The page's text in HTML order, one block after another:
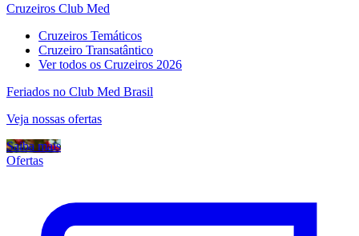
Cruzeiros Club Med
Cruzeiros Temáticos
Cruzeiro Transatântico
Ver todos os Cruzeiros 2026
Feriados no Club Med Brasil
Veja nossas ofertas
Saiba mais
Ofertas